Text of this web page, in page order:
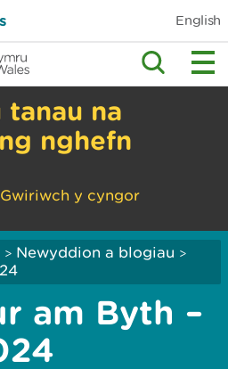
English
tanau na
nghefn
y cyngor
> Newyddion a blogiau >
am Byth –